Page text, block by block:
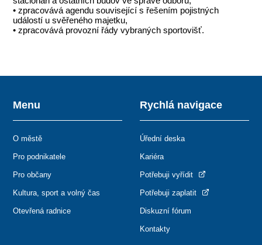
• zpracovává agendu související s řešením pojistných
událostí u svěřeného majetku,
• zpracovává provozní řády vybraných sportovišť.
Menu
O městě
Pro podnikatele
Pro občany
Kultura, sport a volný čas
Otevřená radnice
Rychlá navigace
Úřední deska
Kariéra
Potřebuji vyřídit
Potřebuji zaplatit
Diskuzní fórum
Kontakty